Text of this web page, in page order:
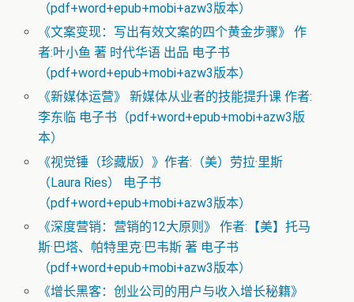
（pdf+word+epub+mobi+azw3版本）
《文案变现：写出有效文案的四个黄金步骤》 作
者:叶小鱼 著 时代华语 出品 电子书
（pdf+word+epub+mobi+azw3版本）
《新媒体运营》 新媒体从业者的技能提升课 作者:
李东临 电子书（pdf+word+epub+mobi+azw3版
本）
《视觉锤（珍藏版）》作者:（美）劳拉·里斯
（Laura Ries） 电子书
（pdf+word+epub+mobi+azw3版本）
《深度营销：营销的12大原则》 作者:【美】托马
斯·巴塔、帕特里克·巴韦斯 著 电子书
（pdf+word+epub+mobi+azw3版本）
《增长黑客：创业公司的用户与收入增长秘籍》